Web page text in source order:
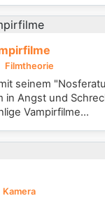
Filmtheorie
seinem
in Angst und
Vampirfilme...
Kamera